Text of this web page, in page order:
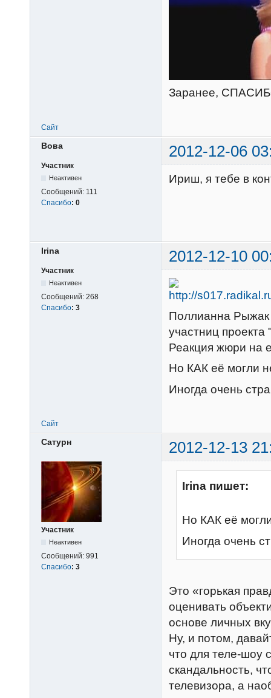
Заранее,
Сайт
Вова 2012-12-06
Участник
Неактивен
Сообщений: 111
Спасибо: 0
Ириш, я тебе в
Irina 2012-12-10
Участник
Неактивен
Сообщений: 268
Спасибо: 3
Поллианна Рыжак
участниц проекта
Реакция жюри на
Но КАК её могли
Иногда очень
Сайт
Сатурн 2012-12-13
Участник
Неактивен
Сообщений: 991
Спасибо: 3
Irina пишет:
Но КАК её
Иногда очень
Это «горькая
оценивать
основе личных
Ну, и потом,
что для теле-шоу
скандальность,
телевизора, а